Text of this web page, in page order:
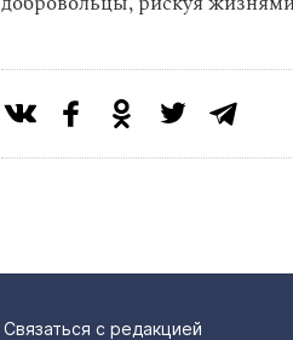
Связаться с редакцией